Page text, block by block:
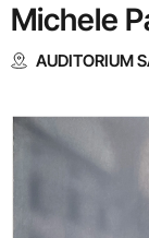
Michele
AUDITORIUM